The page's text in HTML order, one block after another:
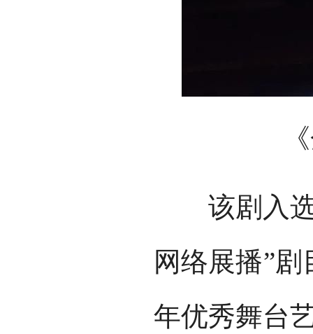
该剧入选
网络展播”
年优秀舞台